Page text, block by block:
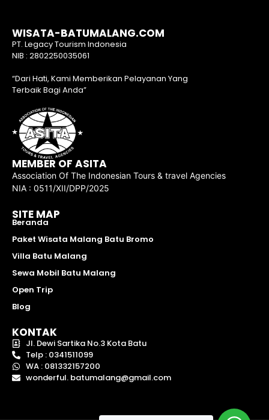
WISATA-BATUMALANG.COM
PT. Legacy Tourism Indonesia
NIB : 2802250035061
“Dari Hati, Kami Memberikan Pelayanan Yang
Terbaik Bagi Anda”
MEMBER OF ASITA
Association Of The Indonesian Tours & travel Agencies
NIA : 0511/XII/DPP/2025
SITE MAP
Beranda
Paket Wisata Malang Batu Bromo
Villa Batu Malang
Sewa Mobil Batu Malang
Open Trip
Blog
KONTAK
Jl. Dewi Sartika No.3 Kota Batu
Telp : 0341511099
WA : 081332157200
wonderful. batumalang@gmail.com